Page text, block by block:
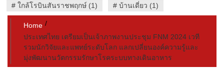
# ใกล้โรบินสันราชพฤกษ์ (1) # บ้านเดี่ยว (1)
Home
ประเทศไทย เตรียมเป็นเจ้าภาพงานประชุม FNM 2024 เวที
รวมนักวิจัยและแพทย์ระดับโลก แลกเปลี่ยนองค์ความรู้และ
มุ่งพัฒนานวัตกรรมรักษาโรคระบบทางเดินอาหาร